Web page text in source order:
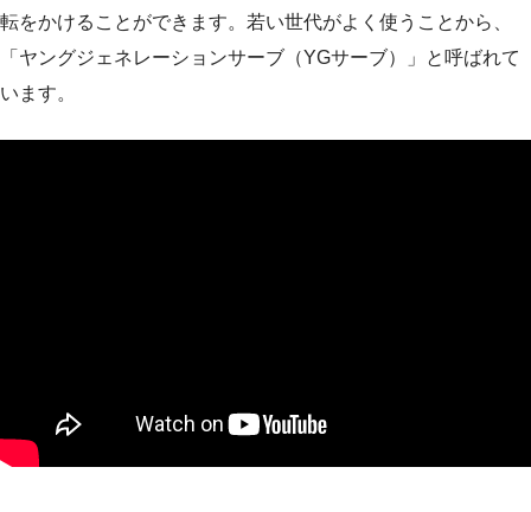
転をかけることができます。若い世代がよく使うことから、
「ヤングジェネレーションサーブ（YGサーブ）」と呼ばれて
います。